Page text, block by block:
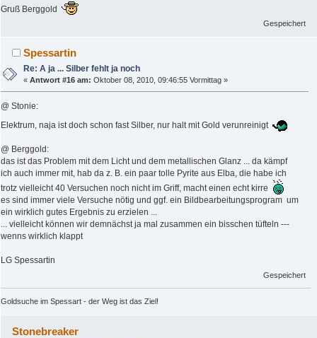
Gruß Berggold
Gespeichert
Spessartin
Re: A ja ... Silber fehlt ja noch
«Antwort #16 am: Oktober 08, 2010, 09:46:55 Vormittag »
@ Stonie:
Elektrum, naja ist doch schon fast Silber, nur halt mit Gold verunreinigt
@ Berggold:
das ist das Problem mit dem Licht und dem metallischen Glanz ... da kämpf
ich auch immer mit, hab da z. B. ein paar tolle Pyrite aus Elba, die habe ich
trotz vielleicht 40 Versuchen noch nicht im Griff, macht einen echt kirre
es sind immer viele Versuche nötig und ggf. ein Bildbearbeitungsprogram um
ein wirklich gutes Ergebnis zu erzielen ...
... vielleicht können wir demnächst ja mal zusammen ein bisschen tüfteln ---
wenns wirklich klappt
LG Spessartin
Gespeichert
Goldsuche im Spessart - der Weg ist das Ziel!
Stonebreaker